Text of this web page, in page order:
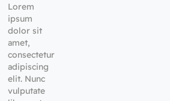
Lorem
ipsum
dolor sit
amet,
consectetur
adipiscing
elit. Nunc
vulputate